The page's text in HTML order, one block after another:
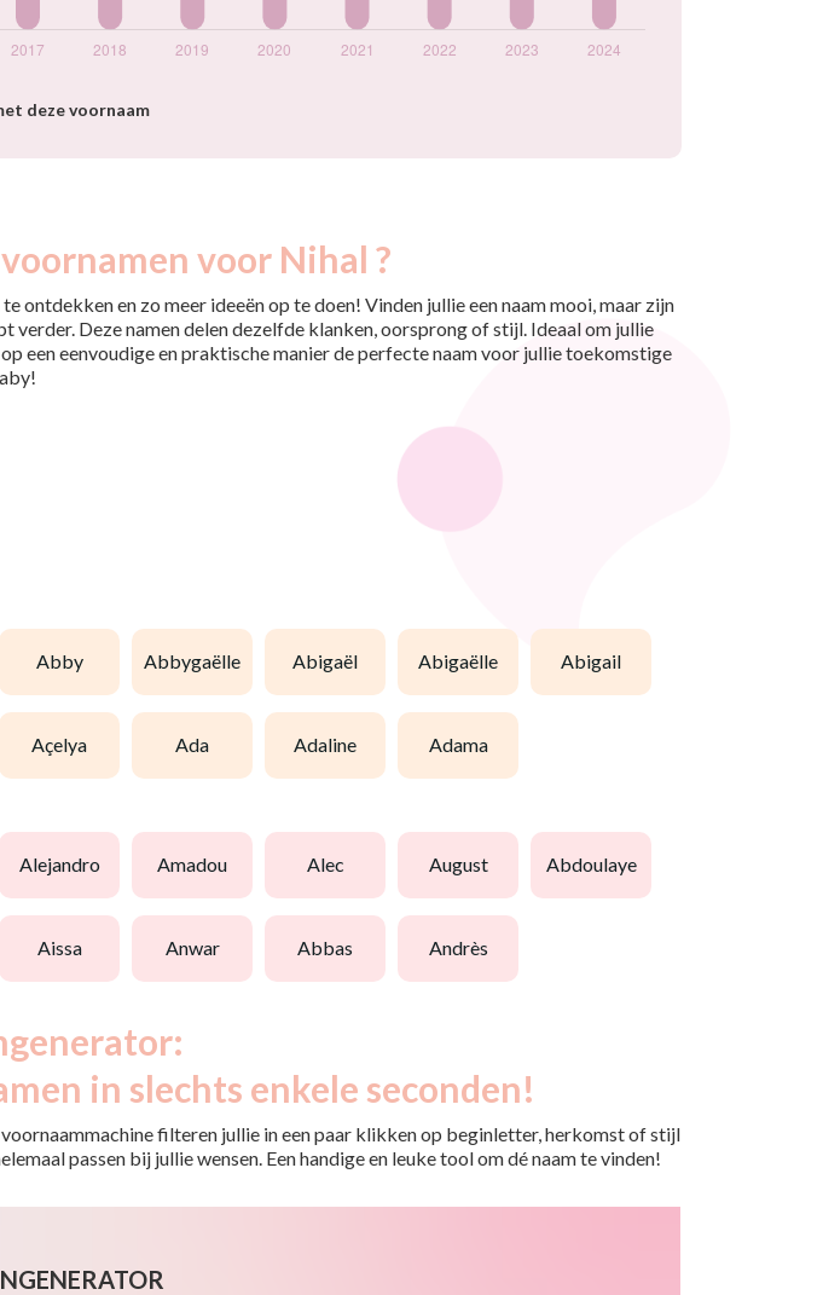
deze voornaam
voor Nihal ?
en zo meer ideeën op te doen! Vinden jullie een naam mooi, maar zijn
Deze namen delen dezelfde klanken, oorsprong of stijl. Ideaal om jullie
een eenvoudige en praktische manier de perfecte naam voor jullie toekomstige
abby abbygaëlle abigaël abigaëlle abigail
açelya ada adaline adama
alejandro amadou alec august abdoulaye
aissa anwar abbas andrès
in slechts enkele seconden!
filteren jullie in een paar klikken op beginletter, herkomst of stijl
passen bij jullie wensen. Een handige en leuke tool om dé naam te vinden!